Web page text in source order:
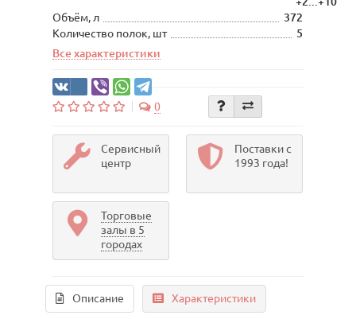
Объём, л
372
Количество полок, шт
5
Все характеристики
0
Сервисный
центр
Поставки с
1993 года!
Торговые
залы в 5
городах
Описание Характеристики